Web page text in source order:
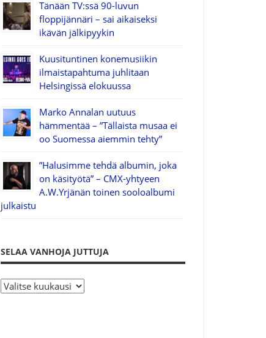
Tänään TV:ssä 90-luvun
floppijännäri – sai aikaiseksi
ikävän jälkipyykin
Kuusituntinen konemusiikin
ilmaistapahtuma juhlitaan
Helsingissä elokuussa
Marko Annalan uutuus
hämmentää – ”Tällaista musaa ei
oo Suomessa aiemmin tehty”
”Halusimme tehdä albumin, joka
on käsityötä” – CMX-yhtyeen
A.W.Yrjänän toinen sooloalbumi
julkaistu
SELAA VANHOJA JUTTUJA
S